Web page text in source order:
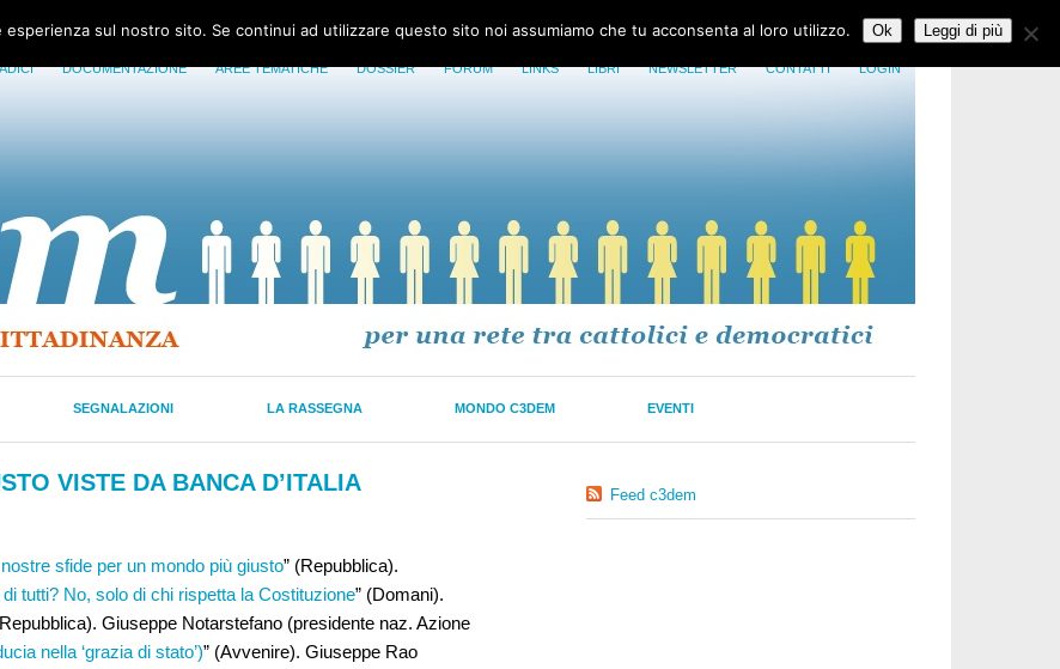
DOCUMENTAZIONE AREE TEMATICHE DOSSIER FORUM LINKS LIBRI NEWSLETTER CONTATTI LOGIN
SEGNALAZIONI LA RASSEGNA MONDO C3DEM EVENTI
VISTE DA BANCA D’ITALIA
sfide per un mondo più giusto” (Repubblica).
tutti? No, solo di chi rispetta la Costituzione” (Domani).
Giuseppe Notarstefano (presidente naz. Azione
nella ‘grazia di stato’)” (Avvenire). Giuseppe Rao
Feed c3dem
sul nostro sito. Se continui ad utilizzare questo sito noi assumiamo che tu acconsenta al loro utilizzo. Ok Leggi di più